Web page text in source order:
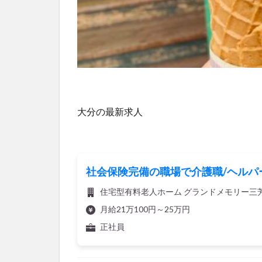
大分の最新求人
社会保険完備の職場で介護職/ヘルパ
住宅型有料老人ホーム グランドメモリー三
月給21万100円～25万円
正社員